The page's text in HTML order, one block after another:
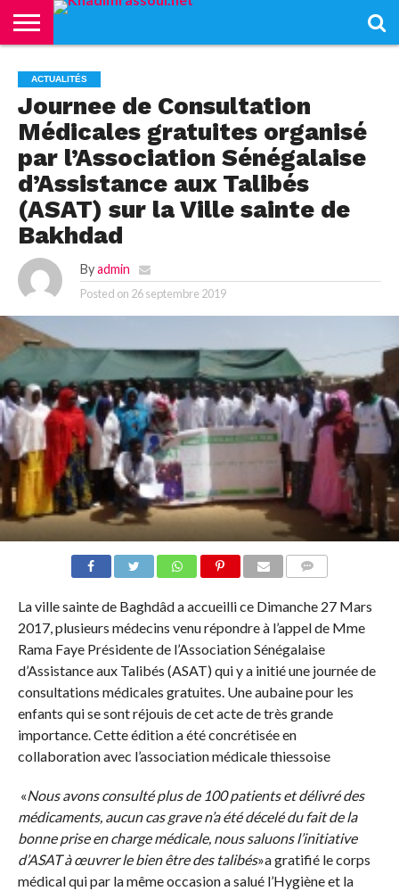
KHADIMRASSOUL
LE
MOURIDISME
ACTUALITÉS
CONTRIBUTIONS
PASS
–
PASS
NETALI
BOROM
NDAME
L’ISLAM
VIDÉOS
ACTUALITÉS
Journee de Consultation
Médicales gratuites organisé
par l’Association Sénégalaise
d’Assistance aux Talibés
(ASAT) sur la Ville sainte de
Bakhdad
By admin
Posted on 26 septembre 2019
La ville sainte de Baghdâd a accueilli ce Dimanche 27 Mars
2017, plusieurs médecins venu répondre à l’appel de Mme
Rama Faye Présidente de l’Association Sénégalaise
d’Assistance aux Talibés (ASAT) qui y a initié une journée de
consultations médicales gratuites. Une aubaine pour les
enfants qui se sont réjouis de cet acte de très grande
importance. Cette édition a été concrétisée en
collaboration avec l’association médicale thiessoise
«Nous avons consulté plus de 100 patients et délivré des
médicaments, aucun cas grave n’a été décelé du fait de la
bonne prise en charge médicale, nous saluons l’initiative
d’ASAT à œuvrer le bien être des talibés»a gratifié le corps
médical qui par la même occasion a salué l’Hygiène et la